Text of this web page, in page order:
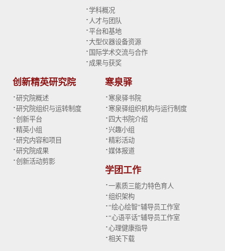
·学科概况
· 人才与团队
·平台和基地
·大型仪器设备资源
· 国际学术交流与合作
· 成果与获奖
创新精英研究院
·研究院概述
·研究院组织与运转制度
·创新平台
·精英小组
·研究内容和项目
·研究院成果
·创新活动剪影
寒泉驿
· 寒泉驿书院
· 寒泉驿组织机构与运行制度
· 四大书院介绍
·兴趣小组
·精彩活动
·媒体报道
学团工作
·一素质三能力特色育人
·组织架构
·“绘心绘智”辅导员工作室
·“心语平话”辅导员工作室
·心理健康指导
·相关下载